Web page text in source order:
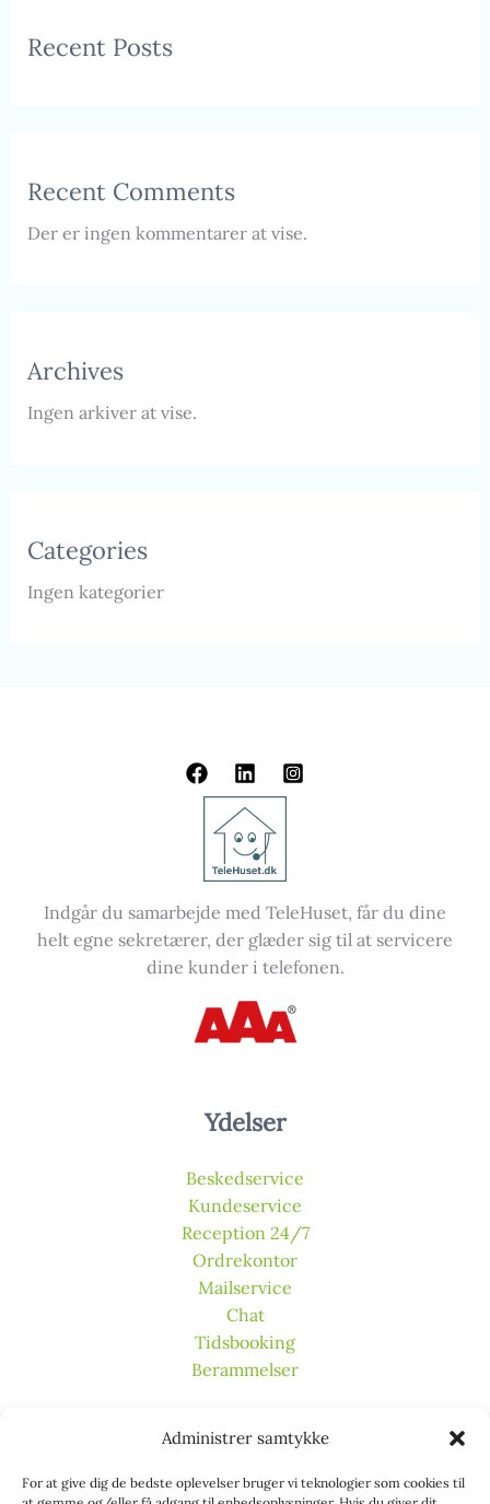
Administrer samtykke
For at give dig de bedste oplevelser bruger vi teknologier som cookies til
Recent Posts
Recent Comments
Der er ingen kommentarer at vise.
Archives
Ingen arkiver at vise.
Categories
Ingen kategorier
Indgår du samarbejde med TeleHuset, får du dine
helt egne sekretærer, der glæder sig til at servicere
dine kunder i telefonen.
Ydelser
Beskedservice
Kundeservice
Reception 24/7
Ordrekontor
Mailservice
Chat
Tidsbooking
Berammelser
Kontakt os
TeleHuset ApS